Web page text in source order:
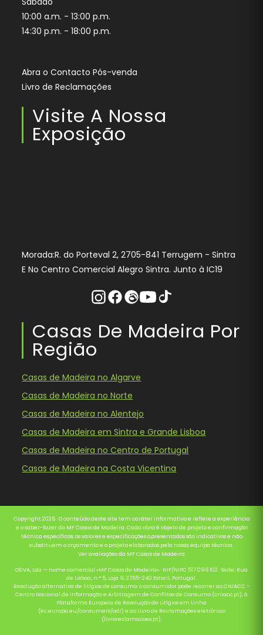
10:00 a.m. - 13:00 p.m.
14:30 p.m. - 18:00 p.m.
Abra o Contacto Pós-venda
Livro de Reclamações
Visite A Nossa
Exposição
Morada:R. do Porteval 2, 2705-841 Terrugem - Sintra
E No Centro Comercial Alegro Sintra. Junto à IC19
Instagram
Facebook
ThreadsYoutube
Tiktok
Casas De Madeira Por
Região
Casas de Madeira no Algarve
Casas de Madeira no Norte
Casas de Madeira no Alentejo
Casas de Madeira em Sintra e Grande Lisboa
Casas de Madeira no Centro de Portugal
Casas de Madeira na Costa Vicentina
Copyright 2026 · O conteúdo deste site tem caráter informativo e reflete a experiência
e o saber-fazer da MF Casas de Madeira. Cada obra é objeto de projeto e confirmação
técnica específicos; os valores e especificações apresentados são indicativos e não
substituem o orçamento e o projeto elaborados pela nossa equipa técnica.
Ver avaliações da MF Casas de Madeira
OSIVA, Lda — nome comercial «MF Casas de Madeira» · NIF/NIPC 517 096 102 · Sede: Rua
de Lisboa, n.º 5, Loja 9, 2765-240 Estoril, Portugal.
Resolução alternativa de litígios de consumo: o consumidor pode recorrer ao CNIACC –
Centro Nacional de Informação e Arbitragem de Conflitos de Consumo (cniacc.pt), à
Plataforma Europeia de Resolução de Litígios em Linha
(ec.europa.eu/consumers/odr) e ao Livro de Reclamações eletrónico
(livroreclamacoes.pt).